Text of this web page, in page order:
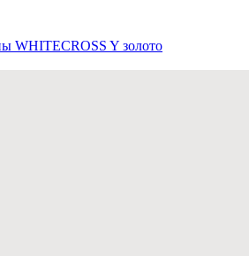
WHITECROSS Y золото